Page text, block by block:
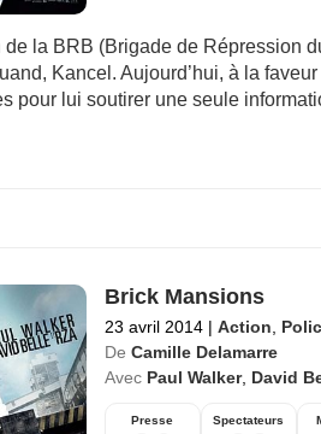
de la BRB (Brigade de Répression
Kancel. Aujourd’hui, à la
pour lui soutirer une seule
Brick Mansions
23 avril 2014 | Action
De Camille Delamarre
Avec Paul Walker, David
Presse Spectateurs